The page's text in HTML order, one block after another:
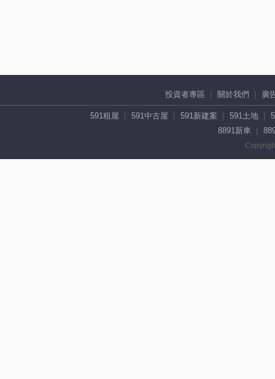
投資者專區 關於我們 廣
591租屋 591中古屋 591新建案 591土地
8891新車